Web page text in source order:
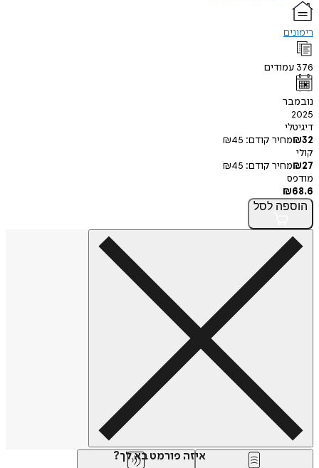
רימונים
376 עמודים
נובמבר
2025
דיגיטלי
₪32 מחיר קודם: ₪45
קולי
₪27 מחיר קודם: ₪45
מודפס
₪68.6
הוספה לסל
איזה פורמט בא לך?